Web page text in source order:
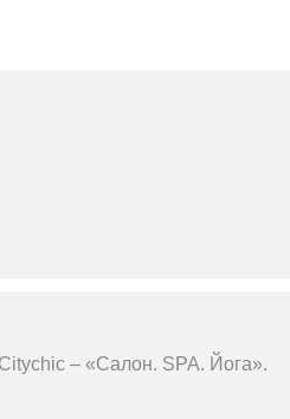
– «Салон. SPA. Йога».